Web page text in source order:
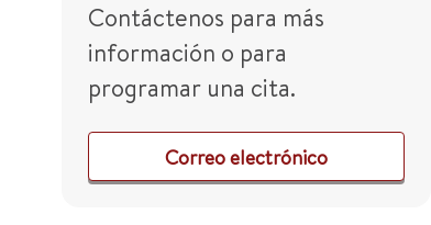
Contáctenos para más
información o para
programar una cita.
Correo electrónico